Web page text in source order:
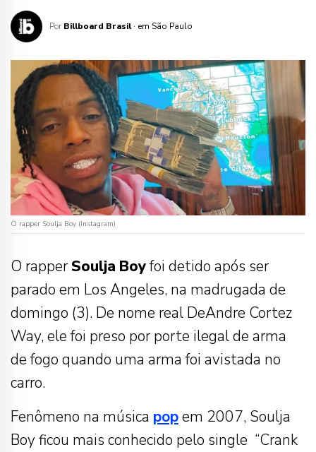
Por Billboard Brasil · em São Paulo
O rapper Soulja Boy (Instagram)
O rapperSoulja Boyfoi detido após ser
parado em Los Angeles, na madrugada de
domingo (3). De nome real DeAndre Cortez
Way, ele foi preso por porte ilegal de arma
de fogo quando uma arma foi avistada no
carro.
Fenômeno na música popem 2007, Soulja
Boy ficou mais conhecido pelo single “Crank